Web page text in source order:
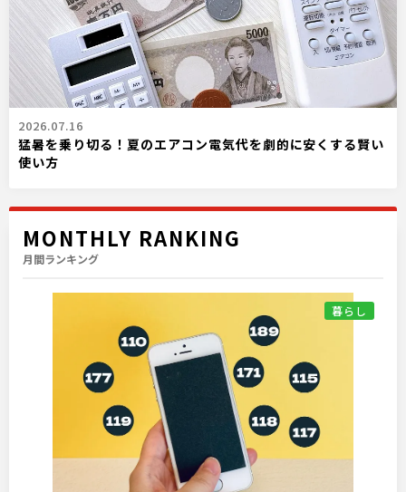
2026.07.16
猛暑を乗り切る！夏のエアコン電気代を劇的に安くする賢い
使い方
MONTHLY RANKING
月間ランキング
暮らし